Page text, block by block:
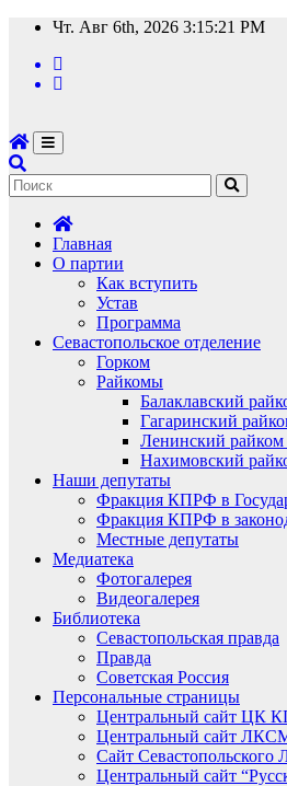
Перейти
содержимому
Чт. Авг 6th, 2026 3:15:22 PM
Главная
О партии
Как вступить
Устав
Программа
Севастопольское отделение
Горком
Райкомы
Балаклавский
Гагаринский
Ленинский
Нахимовский
Наши депутаты
Фракция КПРФ в
Фракция КПРФ в
Местные депутаты
Медиатека
Фотогалерея
Видеогалерея
Библиотека
Севастопольская правда
Правда
Советская Россия
Персональные страницы
Центральный сайт ЦК
Центральный сайт
Сайт
Центральный сайт